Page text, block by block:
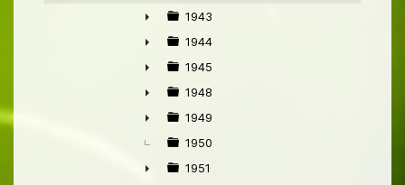
►
1943
►
1944
►
1945
►
1948
►
1949
1950
1951